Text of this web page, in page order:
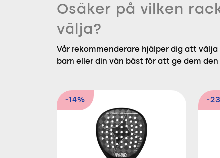
Osäker på vilken
välja?
Vår rekommenderare hjälper dig att
barn eller din vän bäst för att ge dem
-14% -